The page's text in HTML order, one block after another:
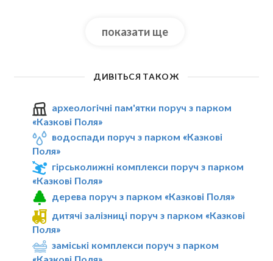
показати ще
ДИВІТЬСЯ ТАКОЖ
археологічні пам'ятки поруч з парком
«Казкові Поля»
водоспади поруч з парком «Казкові
Поля»
гірськолижні комплекси поруч з парком
«Казкові Поля»
дерева поруч з парком «Казкові Поля»
дитячі залізниці поруч з парком «Казкові
Поля»
заміські комплекси поруч з парком